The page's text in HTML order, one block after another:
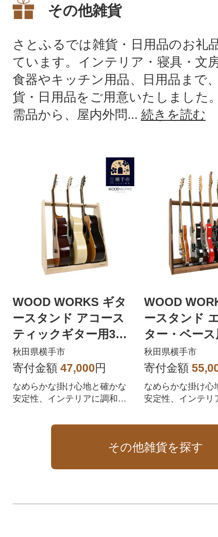
その他雑貨
さとふるでは雑貨・日用品のお礼
ています。インテリア・寝具・文
食器やキッチン用品、日用品まで
貨・日用品をご用意いたしました
需品から、屋内外問... 続きを読む
WOOD WORKS ギタ
ースタンド アコース
ティックギター用3本
掛【本体:ナチュラ
ル】
秋田県横手市
寄付金額 47,000円
なめらかな掛け心地と確かな
安定性、インテリアに調和す
WOOD
ースタンド
ター・ベー
【本体:ブラ
秋田県横手市
寄付金額
なめらかな掛け心
安定性、インテリ
ド。
その他雑貨を探す